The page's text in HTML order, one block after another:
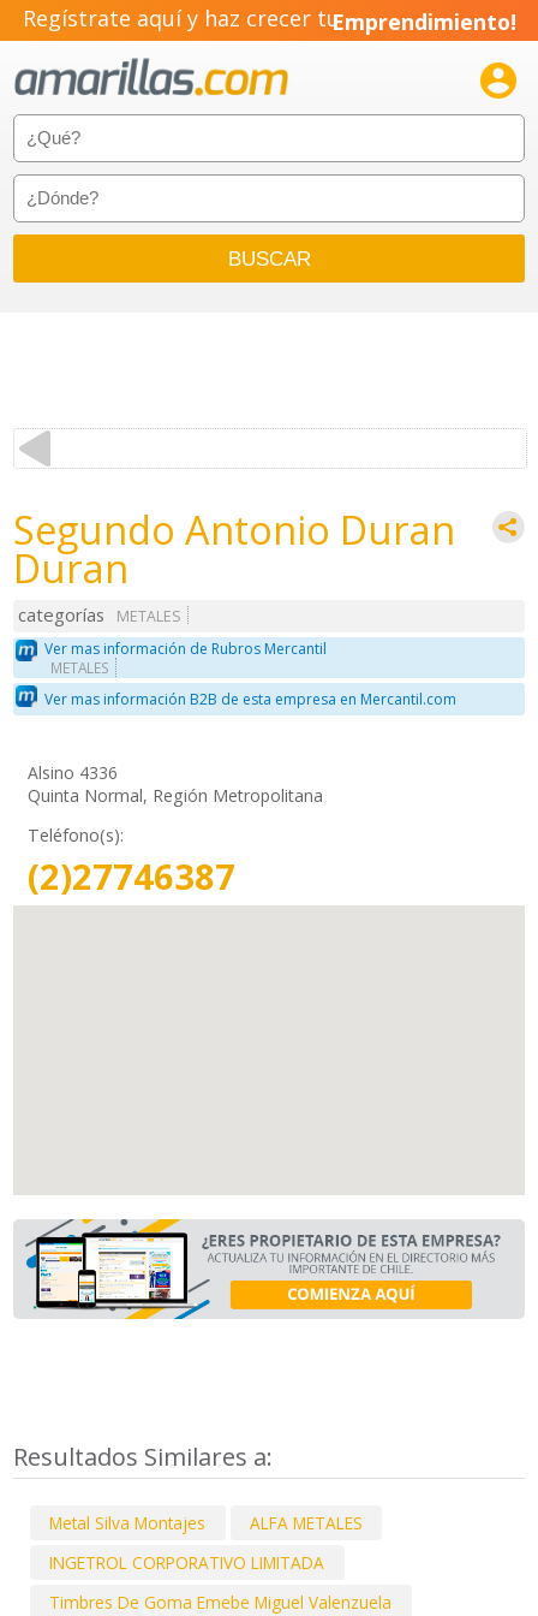
Regístrate aquí y haz crecer tuEmprendimiento!

Segundo Antonio Duran
Duran
categorías
METALES
Ver mas información de Rubros Mercantil
METALES
Ver mas información B2B de esta empresa en Mercantil.com
Alsino 4336
Quinta Normal, Región Metropolitana
Teléfono(s):
(2)27746387
Resultados Similares a:
Metal Silva Montajes
ALFA METALES
INGETROL CORPORATIVO LIMITADA
Timbres De Goma Emebe Miguel Valenzuela